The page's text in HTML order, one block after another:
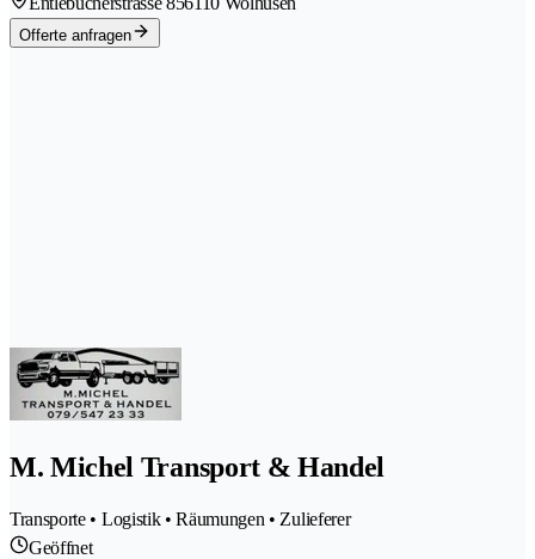
Offerte anfragen
M. Michel Transport & Handel
Transporte • Logistik • Räumungen • Zulieferer
Geöffnet